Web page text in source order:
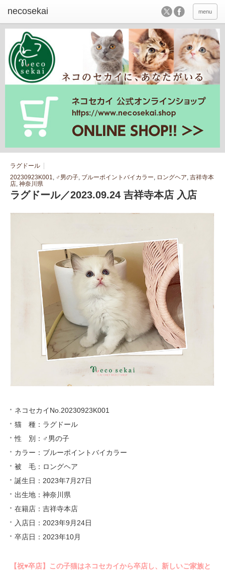
menu
ラグドール
20230923K001, ♂男の子, ブルーポイントバイカラー, ロングヘア, 吉祥寺本
店, 神奈川県
ラグドール／2023.09.24 吉祥寺本店 入店
ネコセカイNo.20230923K001
猫 種：ラグドール
性 別：♂男の子
カラー：ブルーポイントバイカラー
被 毛：ロングヘア
誕生日：2023年7月27日
出生地：神奈川県
在籍店：吉祥寺本店
入店日：2023年9月24日
卒店日：2023年10月
【祝♥︎卒店】この子猫はネコセカイから卒店し、新しいご家族と